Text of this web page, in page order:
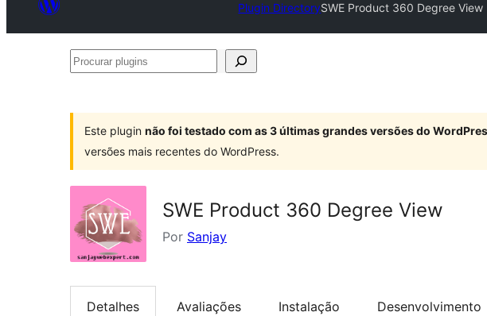
Plugin DirectorySWE Product 360 Degree View
Procurar
Este plugin não foi testado com as 3 últimas grandes versões do
versões mais recentes do WordPress.
SWE Product 360 Degree View
Por Sanjay
Detalhes Avaliações Instalação Desenvolvimento